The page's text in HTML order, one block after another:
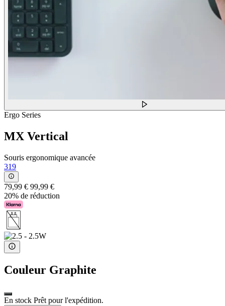
Ergo Series
MX Vertical
Souris ergonomique avancée
319
79,99 € 99,99 €
20% de réduction
Couleur Graphite
En stock Prêt pour l'expédition.